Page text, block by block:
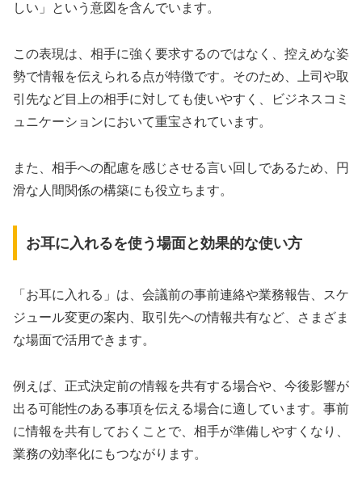
しい」という意図を含んでいます。
この表現は、相手に強く要求するのではなく、控えめな姿
勢で情報を伝えられる点が特徴です。そのため、上司や取
引先など目上の相手に対しても使いやすく、ビジネスコミ
ュニケーションにおいて重宝されています。
また、相手への配慮を感じさせる言い回しであるため、円
滑な人間関係の構築にも役立ちます。
お耳に入れるを使う場面と効果的な使い方
「お耳に入れる」は、会議前の事前連絡や業務報告、スケ
ジュール変更の案内、取引先への情報共有など、さまざま
な場面で活用できます。
例えば、正式決定前の情報を共有する場合や、今後影響が
出る可能性のある事項を伝える場合に適しています。事前
に情報を共有しておくことで、相手が準備しやすくなり、
業務の効率化にもつながります。